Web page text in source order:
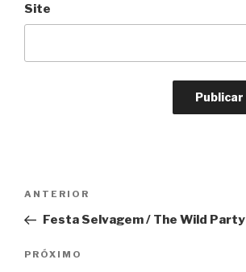
Site
Post
Anterior
ANTERIOR
Festa Selvagem / The Wild Party
Próximo
PRÓXIMO